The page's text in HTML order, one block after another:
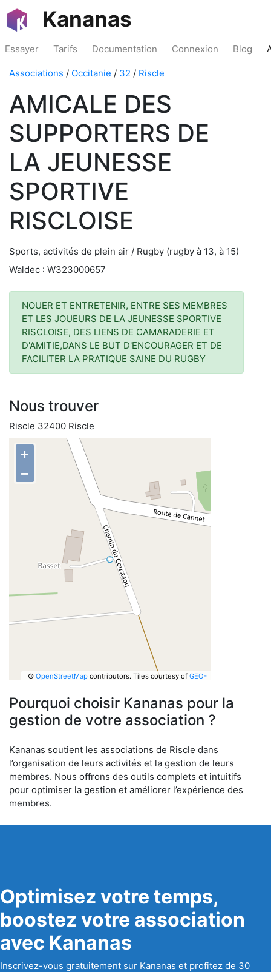
Kananas
Essayer Tarifs Documentation Connexion Blog
Associations / Occitanie / 32 / Riscle
AMICALE DES
SUPPORTERS DE
LA JEUNESSE
SPORTIVE
RISCLOISE
Sports, activités de plein air / Rugby (rugby à 13, à 15)
Waldec : W323000657
NOUER ET ENTRETENIR, ENTRE SES MEMBRES
ET LES JOUEURS DE LA JEUNESSE SPORTIVE
RISCLOISE, DES LIENS DE CAMARADERIE ET
D'AMITIE,DANS LE BUT D'ENCOURAGER ET DE
FACILITER LA PRATIQUE SAINE DU RUGBY
Nous trouver
Riscle 32400 Riscle
+
−
© OpenStreetMapcontributors. Tiles courtesy of GEO-
Pourquoi choisir Kananas pour la
gestion de votre association ?
Kananas soutient les associations de Riscle dans
l’organisation de leurs activités et la gestion de leurs
membres. Nous offrons des outils complets et intuitifs
pour optimiser la gestion et améliorer l’expérience des
membres.
Optimisez votre temps,
boostez votre association
avec Kananas
Inscrivez-vous gratuitement sur Kananas et profitez de 30